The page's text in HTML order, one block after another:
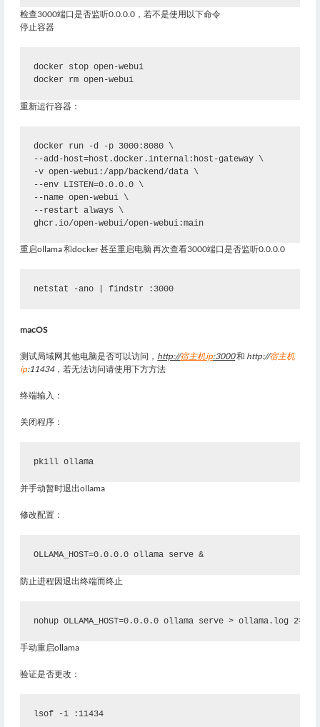
检查3000端口是否监听0.0.0.0，若不是使用以下命令
停止容器
docker stop open-webui
docker rm open-webui
重新运行容器：
docker run -d -p 3000:8080 \
--add-host=host.docker.internal:host-gateway \
-v open-webui:/app/backend/data \
--env LISTEN=0.0.0.0 \
--name open-webui \
--restart always \
ghcr.io/open-webui/open-webui:main
重启ollama 和docker 甚至重启电脑 再次查看3000端口是否监听0.0.0.0
netstat -ano | findstr :3000
macOS
测试局域网其他电脑是否可以访问， http://宿主机ip:3000和 http://宿主机
ip:11434，若无法访问请使用下方方法
终端输入：
关闭程序：
pkill ollama
并手动暂时退出ollama
修改配置：
OLLAMA_HOST=0.0.0.0 ollama serve &
防止进程因退出终端而终止
nohup OLLAMA_HOST=0.0.0.0 ollama serve > ollama.log 2>&1
手动重启ollama
验证是否更改：
lsof -i :11434